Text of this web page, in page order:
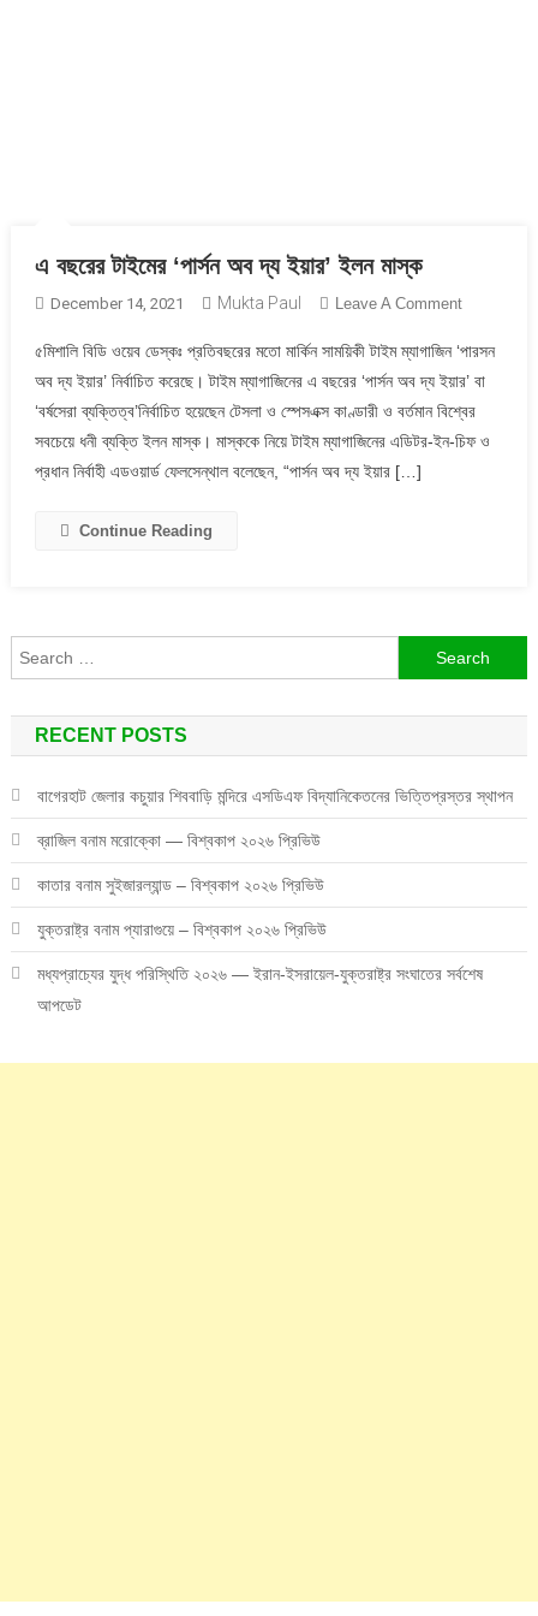
এ বছরের টাইমের ‘পার্সন অব দ্য ইয়ার’ ইলন মাস্ক
December 14, 2021 Mukta Paul Leave A CommentOn
বছরের
টাইমের
‘পার্সন
অব
৫মিশালি বিডি ওয়েব ডেস্কঃ প্রতিবছরের মতো মার্কিন সাময়িকী টাইম ম্যাগাজিন ‘পারসন
অব দ্য ইয়ার’ নির্বাচিত করেছে। টাইম ম্যাগাজিনের এ বছরের ‘পার্সন অব দ্য ইয়ার’ বা
‘বর্ষসেরা ব্যক্তিত্ব’নির্বাচিত হয়েছেন টেসলা ও স্পেসএক্স কাণ্ডারী ও বর্তমান বিশ্বের
সবচেয়ে ধনী ব্যক্তি ইলন মাস্ক। মাস্ককে নিয়ে টাইম ম্যাগাজিনের এডিটর-ইন-চিফ ও
প্রধান নির্বাহী এডওয়ার্ড ফেলসেন্থাল বলেছেন, “পার্সন অব দ্য ইয়ার […]
Continue Reading
Search
for:
RECENT POSTS
বাগেরহাট জেলার কচুয়ার শিববাড়ি মন্দিরে এসডিএফ বিদ্যানিকেতনের ভিত্তিপ্রস্তর স্থাপন
ব্রাজিল বনাম মরোক্কো — বিশ্বকাপ ২০২৬ প্রিভিউ
কাতার বনাম সুইজারল্যান্ড – বিশ্বকাপ ২০২৬ প্রিভিউ
যুক্তরাষ্ট্র বনাম প্যারাগুয়ে – বিশ্বকাপ ২০২৬ প্রিভিউ
মধ্যপ্রাচ্যের যুদ্ধ পরিস্থিতি ২০২৬ — ইরান-ইসরায়েল-যুক্তরাষ্ট্র সংঘাতের সর্বশেষ
আপডেট